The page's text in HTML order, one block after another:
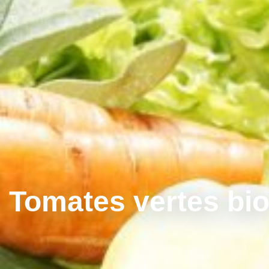
Tomates vertes